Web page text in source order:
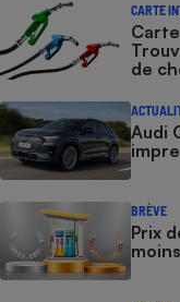
CARTE
de
Audi
BRÈVE
Prix